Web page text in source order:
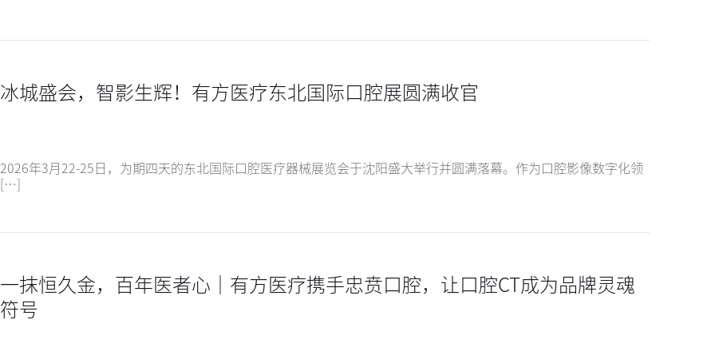
冰城盛会，智影生辉！有方医疗东北国际口腔展圆满收官
2026年3月22-25日，为期四天的东北国际口腔医疗器械展览会于沈阳盛大举行并圆满落幕。作为口腔影像数字化领
[…]
一抹恒久金，百年医者心｜有方医疗携手忠贲口腔，让口腔CT成为品牌灵魂
符号